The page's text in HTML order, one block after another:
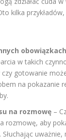
kilka
obowiązkach
w takich
czy gotowanie
na pokazanie
na rozmowę –
rozmowę, aby
Słuchając